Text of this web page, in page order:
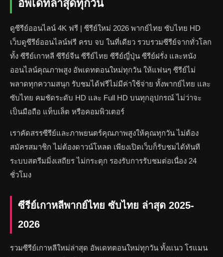
อัพเดทล่าสุดทุกวัน
ดูซีรีย์ออนไลน์ 4K ฟรี | ซีรีย์ใหม่ 2026 พากย์ไทย ซับไทย HD
เว็บดูซีรีย์ออนไลน์ฟรี ครบ จบ ในที่เดียว รวบรวมซีรีย์จากทั่วโลก
ทั้ง ซีรีย์เกาหลี ซีรีย์จีน ซีรีย์ไทย ซีรีย์ญี่ปุ่น ซีรีย์ฝรั่ง และหนัง
ออนไลน์คุณภาพสูง อัพเดทตอนใหม่ทุกวัน ให้แฟนๆ ซีรีย์ไม่
พลาดทุกความสนุก รับชมได้ฟรีไม่มีค่าใช้จ่าย ทั้งพากย์ไทย และ
ซับไทย คมชัดระดับ HD และ Full HD บนทุกอุปกรณ์ ไม่ว่าจะ
เป็นมือถือ แท็บเล็ต หรือคอมพิวเตอร์
เราคัดสรรซีรีย์และภาพยนตร์คุณภาพสูงให้คุณทุกวัน ไม่ต้อง
สมัครสมาชิก ไม่ต้องดาวน์โหลด เพียงเปิดเว็บก็รับชมได้ทันที
ระบบสตรีมมิ่งเสถียร ไม่กระตุก รองรับการรับชมต่อเนื่อง 24
ชั่วโมง
ซีรีย์เกาหลีพากย์ไทย ซับไทย ล่าสุด 2025-
2026
รวมซีรีย์เกาหลีใหม่ล่าสุด อัพเดทตอนใหม่ทุกวัน ทั้งแนว โรแมน